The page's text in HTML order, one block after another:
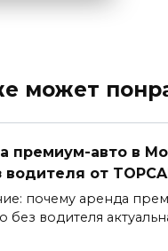
может
премиум-авто в
водителя от
почему аренда
без водителя